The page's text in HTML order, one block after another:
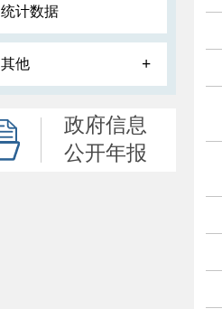
统计数据
其他 +
政府信息
公开年报